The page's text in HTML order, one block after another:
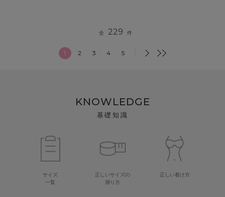
全 229 件
1 2 3 4 5
KNOWLEDGE
基礎知識
サイズ
一覧
正しいサイズの
測り方
正しい着け方